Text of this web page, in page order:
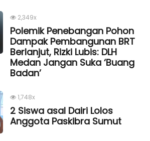
2,349x
Polemik Penebangan Pohon
Dampak Pembangunan BRT
Berlanjut, Rizki Lubis: DLH
Medan Jangan Suka ‘Buang
Badan’
1,748x
2 Siswa asal Dairi Lolos
Anggota Paskibra Sumut